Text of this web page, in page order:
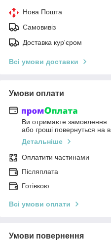
Нова Пошта
Самовивіз
Доставка кур'єром
Всі умови доставки
Умови оплати
Ви отримаєте замовлення
або гроші повернуться на
Детальніше
Оплатити частинами
Післяплата
Готівкою
Всі умови оплати
Умови повернення